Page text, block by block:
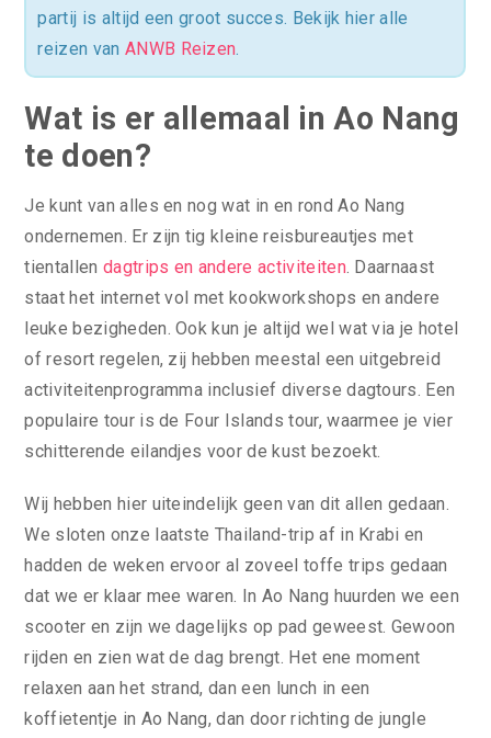
partij is altijd een groot succes. Bekijk hier alle
reizen van ANWB Reizen.
Wat is er allemaal in Ao Nang
te doen?
Je kunt van alles en nog wat in en rond Ao Nang
ondernemen. Er zijn tig kleine reisbureautjes met
tientallen dagtrips en andere activiteiten. Daarnaast
staat het internet vol met kookworkshops en andere
leuke bezigheden. Ook kun je altijd wel wat via je hotel
of resort regelen, zij hebben meestal een uitgebreid
activiteitenprogramma inclusief diverse dagtours. Een
populaire tour is de Four Islands tour, waarmee je vier
schitterende eilandjes voor de kust bezoekt.
Wij hebben hier uiteindelijk geen van dit allen gedaan.
We sloten onze laatste Thailand-trip af in Krabi en
hadden de weken ervoor al zoveel toffe trips gedaan
dat we er klaar mee waren. In Ao Nang huurden we een
scooter en zijn we dagelijks op pad geweest. Gewoon
rijden en zien wat de dag brengt. Het ene moment
relaxen aan het strand, dan een lunch in een
koffietentje in Ao Nang, dan door richting de jungle